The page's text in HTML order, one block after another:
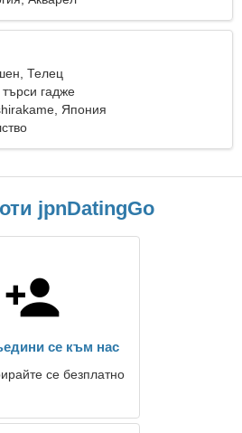
Телец
гадже
Япония
jpnDatingGo
се към нас
се безплатно